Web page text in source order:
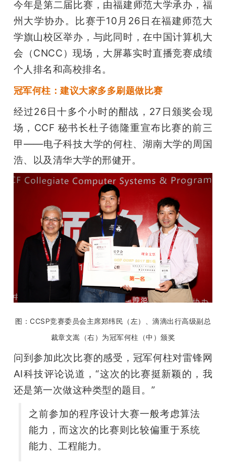
机
今年是第二届比赛，由福建师范大学承办，福
州大学协办。比赛于10月26日在福建师范大
学旗山校区举办，与此同时，在中国计算机大
会（CNCC）现场，大屏幕实时直播竞赛成绩
个人排名和高校排名。
冠军何柱：建议大家多多刷题做比赛
经过26日十多个小时的酣战，27日颁奖会现
场，CCF 秘书长杜子德隆重宣布比赛的前三
甲——电子科技大学的何柱、湖南大学的周国
浩、以及清华大学的邢健开。
图：CCSP竞赛委员会主席郑纬民（左）、滴滴出行高级副总
裁章文嵩（右）为冠军何柱（中）颁奖
问到参加此次比赛的感受，冠军何柱对雷锋网
AI科技评论说道，“这次的比赛挺新颖的，我
还是第一次做这种类型的题目。”
之前参加的程序设计大赛一般考虑算法
能力，而这次的比赛则比较偏重于系统
能力、工程能力。